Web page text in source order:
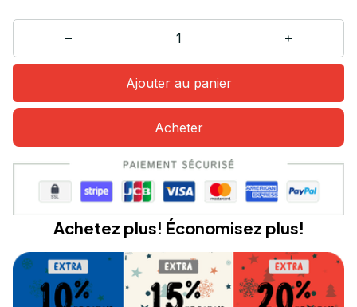
Ajouter au panier
Acheter
Achetez plus! Économisez plus!